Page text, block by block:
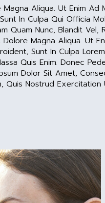
Aliqua. Ut Enim Ad
In Culpa Qui Officia
Quam Nunc, Blandit Vel,
Magna Aliqua. Ut
Sunt In Culpa
Quis Enim. Donec
Dolor Sit Amet,
Quis Nostrud Exercitation